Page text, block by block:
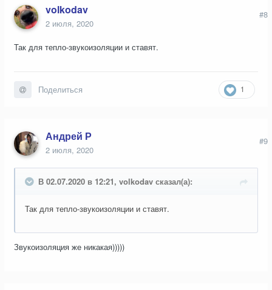
volkodav
2 июля, 2020
#8
Так для тепло-звукоизоляции и ставят.
1
Поделиться
Андрей Р
2 июля, 2020
#9
В 02.07.2020 в 12:21, volkodav сказал(а):
Так для тепло-звукоизоляции и ставят.
Звукоизоляция же никакая)))))